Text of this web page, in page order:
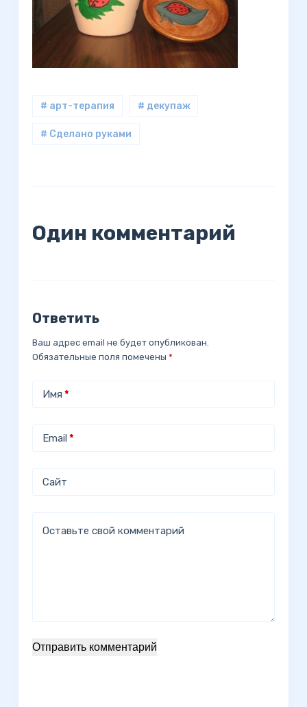
# арт-терапия # декупаж
# Сделано руками
Один комментарий
Ответить
Ваш адрес email не будет опубликован.
Обязательные поля помечены *
Имя *
Email*
Сайт
Оставьте свой комментарий
Отправить комментарий